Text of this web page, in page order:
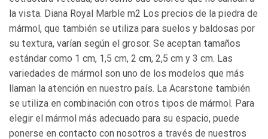
la vista. Diana Royal Marble m2 Los precios de la piedra de
mármol, que también se utiliza para suelos y baldosas por
su textura, varían según el grosor. Se aceptan tamaños
estándar como 1 cm, 1,5 cm, 2 cm, 2,5 cm y 3 cm. Las
variedades de mármol son uno de los modelos que más
llaman la atención en nuestro país. La Acarstone también
se utiliza en combinación con otros tipos de mármol. Para
elegir el mármol más adecuado para su espacio, puede
ponerse en contacto con nosotros a través de nuestros